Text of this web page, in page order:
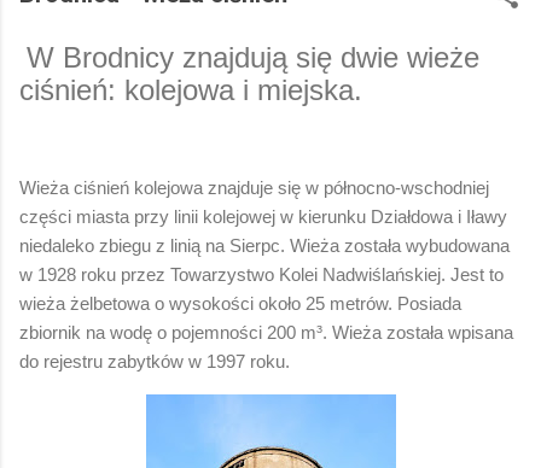
W Brodnicy znajdują się dwie wieże
ciśnień: kolejowa i miejska.
Wieża ciśnień kolejowa znajduje się w północno-wschodniej
części miasta przy linii kolejowej w kierunku Działdowa i Iławy
niedaleko zbiegu z linią na Sierpc. Wieża została wybudowana
w 1928 roku przez Towarzystwo Kolei Nadwiślańskiej. Jest to
wieża żelbetowa o wysokości około 25 metrów. Posiada
zbiornik na wodę o pojemności 200 m³. Wieża została wpisana
do rejestru zabytków w 1997 roku.